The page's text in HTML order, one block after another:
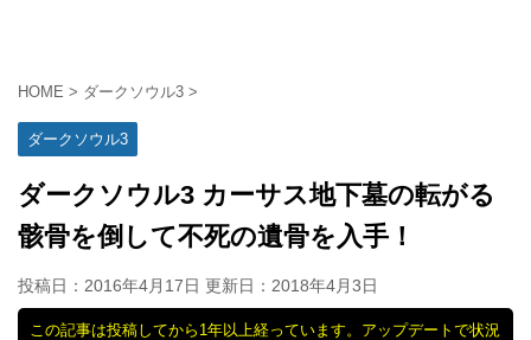
HOME > ダークソウル3 >
ダークソウル3
ダークソウル3 カーサス地下墓の転がる
骸骨を倒して不死の遺骨を入手！
投稿日：2016年4月17日 更新日： 2018年4月3日
この記事は投稿してから1年以上経っています。アップデートで状況